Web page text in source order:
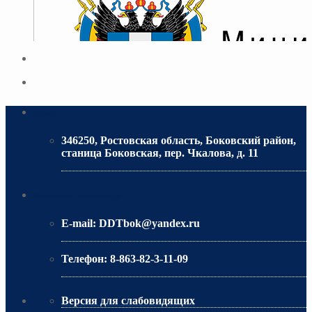
346250, Ростовская область, Боковский район,
станица Боковская, пер. Чкалова, д. 11
E-mail: DDTbok@yandex.ru
Телефон: 8-863-82-3-11-09
Версия для слабовидящих